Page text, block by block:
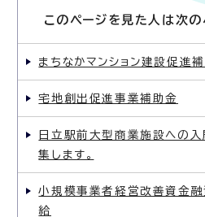
このページを見た人は次
まちなかマンション建設促進
宅地創出促進事業補助金
日立駅前大型商業施設への入
集します。
小規模事業者経営改善資金融
給